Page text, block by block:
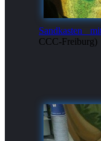
Sandkasten
CCC-Freiburg)